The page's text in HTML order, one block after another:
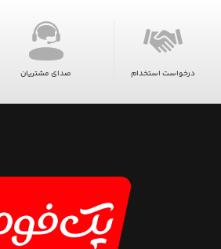
درخواست استخدام صدای مشتریان